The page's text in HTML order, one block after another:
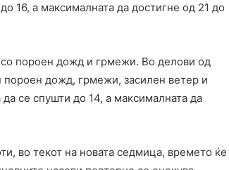
16, а максималната да достигне од 21 до
пороен дожд и грмежи. Во делови од
пороен дожд, грмежи, засилен ветер и
се спушти до 14, а максималната да
во текот на новата седмица, времето ќе